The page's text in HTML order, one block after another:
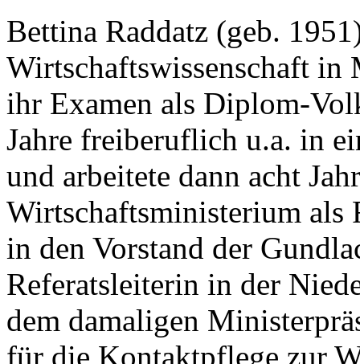
Bettina Raddatz (geb.
Wirtschaftswissenschaft in
ihr Examen als Diplom-
Jahre freiberuflich u.a. in
und arbeitete dann acht
Wirtschaftsministerium als
in den Vorstand der
Referatsleiterin in der
dem damaligen
für die Kontaktpflege zur